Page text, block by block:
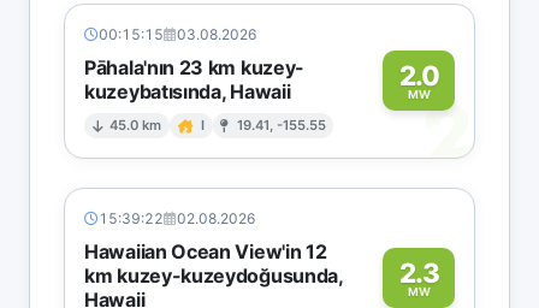
00:15:15 03.08.2026
Pāhala'nın 23 km kuzey-
kuzeybatısında, Hawaii
45.0 km I 19.41, -155.55
2.0
MW2
15:39:22 02.08.2026
Hawaiian Ocean View'in 12
km kuzey-kuzeydoğusunda,
Hawaii
2.3
MW